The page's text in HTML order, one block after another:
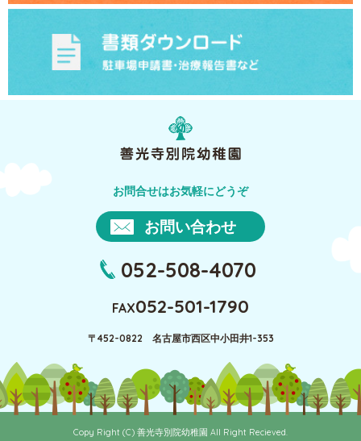
お問合せはお気軽にどうぞ
お問い合わせ
052-508-4070
FAX052-501-1790
〒452-0822 名古屋市西区中小田井1-353
Copy Right (C) 善光寺別院幼稚園 All Right Recieved.